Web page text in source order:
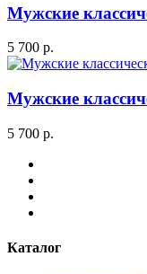
Мужские
5 700 р.
Мужские
5 700 р.
Каталог